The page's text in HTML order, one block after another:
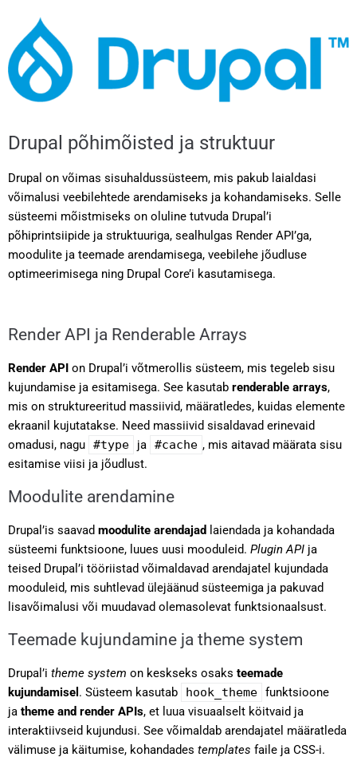
Drupal põhimõisted ja struktuur
Drupal on võimas sisuhaldussüsteem, mis pakub laialdasi
võimalusi veebilehtede arendamiseks ja kohandamiseks. Selle
süsteemi mõistmiseks on oluline tutvuda Drupal’i
põhiprintsiipide ja struktuuriga, sealhulgas Render API’ga,
moodulite ja teemade arendamisega, veebilehe jõudluse
optimeerimisega ning Drupal Core’i kasutamisega.
Render API ja Renderable Arrays
Render API on Drupal’i võtmerollis süsteem, mis tegeleb sisu
kujundamise ja esitamisega. See kasutab renderable arrays,
mis on struktureeritud massiivid, määratledes, kuidas elemente
ekraanil kujutatakse. Need massiivid sisaldavad erinevaid
omadusi, nagu #type ja #cache , mis aitavad määrata sisu
esitamise viisi ja jõudlust.
Moodulite arendamine
Drupal’is saavad moodulite arendajad laiendada ja kohandada
süsteemi funktsioone, luues uusi mooduleid. Plugin API ja
teised Drupal’i tööriistad võimaldavad arendajatel kujundada
mooduleid, mis suhtlevad ülejäänud süsteemiga ja pakuvad
lisavõimalusi või muudavad olemasolevat funktsionaalsust.
Teemade kujundamine ja theme system
Drupal’i theme system on keskseks osaks teemade
kujundamisel . Süsteem kasutab hook_theme funktsioone
ja theme and render APIs, et luua visuaalselt köitvaid ja
interaktiivseid kujundusi. See võimaldab arendajatel määratleda
välimuse ja käitumise, kohandades templates faile ja CSS-i.